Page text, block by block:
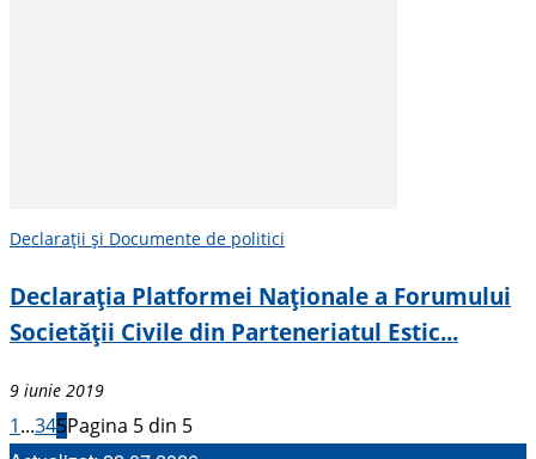
Declarații și Documente de politici
Declarația Platformei Naționale a Forumului
Societății Civile din Parteneriatul Estic...
9 iunie 2019
1...345Pagina 5 din 5